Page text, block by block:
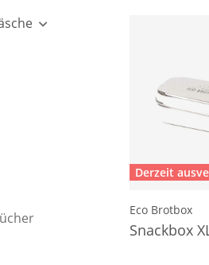
Derzeit
Eco Brotbox
Snackbox